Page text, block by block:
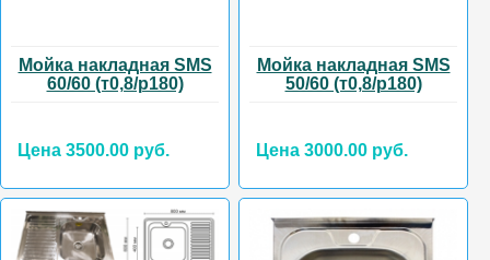
Мойка накладная SMS
60/60 (т0,8/р180)
Цена 3500.00 руб.
Мойка накладная SMS
50/60 (т0,8/р180)
Цена 3000.00 руб.